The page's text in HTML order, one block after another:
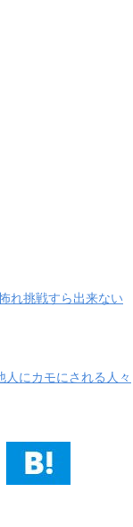
れ挑戦すら出来ない
にカモにされる人々